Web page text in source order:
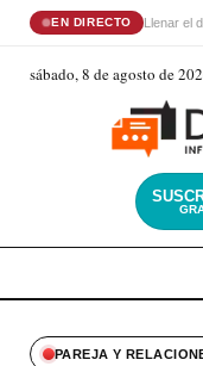
EN DIRECTO Llenar el
sábado, 8 de agosto de
PAREJA Y